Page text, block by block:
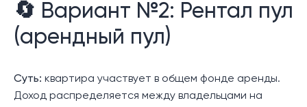
🔄 Вариант №2: Рентал пул
(арендный пул)
Суть: квартира участвует в общем фонде аренды.
Доход распределяется между владельцами на